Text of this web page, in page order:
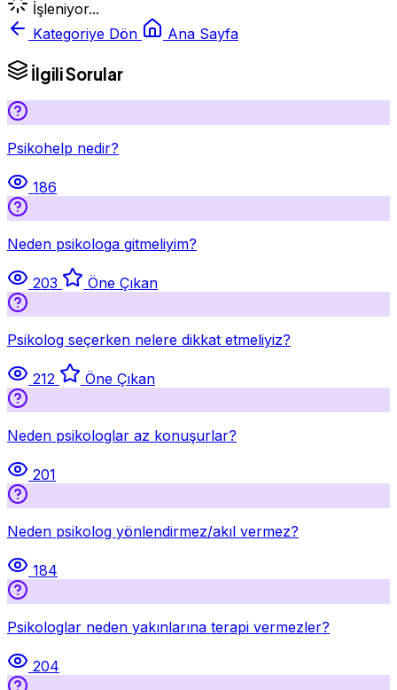
İşleniyor...
Kategoriye Dön
Ana Sayfa
İlgili Sorular
Psikohelp nedir?
186
Neden psikologa gitmeliyim?
203 Öne Çıkan
Psikolog seçerken nelere dikkat etmeliyiz?
212 Öne Çıkan
Neden psikologlar az konuşurlar?
201
Neden psikolog yönlendirmez/akıl vermez?
184
Psikologlar neden yakınlarına terapi vermezler?
204